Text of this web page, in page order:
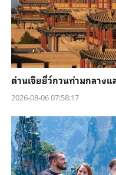
ด่านเจียยี่ว์กวนท่ามกลาง
2026-08-06 07:58:17